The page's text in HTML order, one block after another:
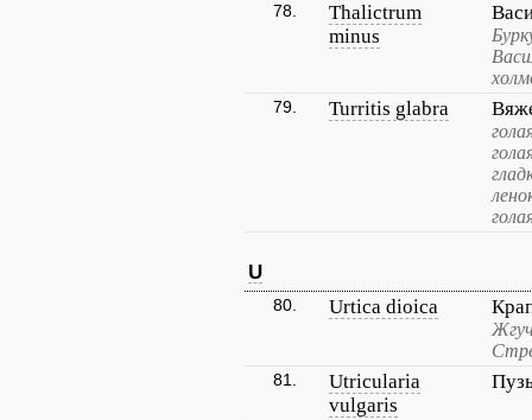
78.
Thalictrum
minus
79. Turritis glabra
U
80. Urtica dioica
81.
Utricularia
vulgaris